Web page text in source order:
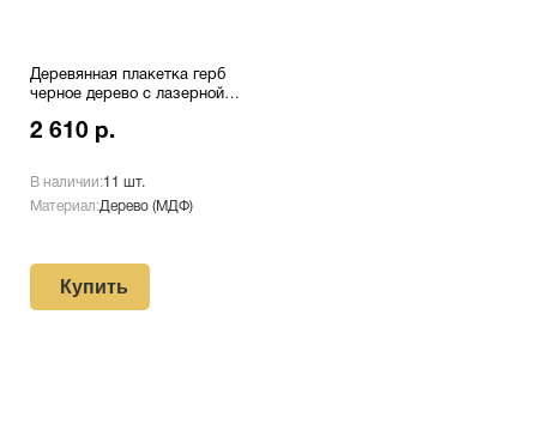
Деревянная плакетка герб
черное дерево с лазерной
2 610 р.
В наличии:11 шт.
Материал:Дерево (МДФ)
Купить